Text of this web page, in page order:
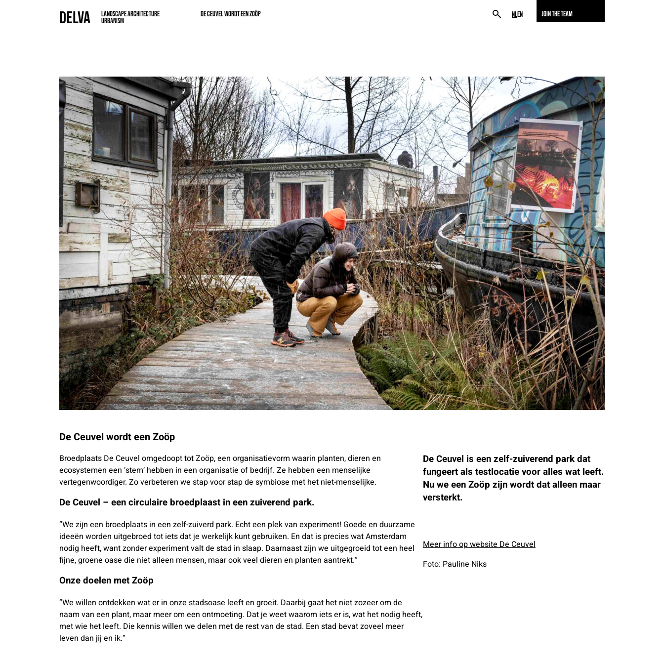
JOIN THE TEAM
NLEN
DELVA
LANDSCAPE ARCHITECTURE
URBANISM
DE CEUVEL WORDT EEN ZOÖP
De Ceuvel wordt een Zoöp
Broedplaats De Ceuvel omgedoopt tot Zoöp, een organisatievorm waarin planten, dieren en
ecosystemen een ‘stem’ hebben in een organisatie of bedrijf. Ze hebben een menselijke
vertegenwoordiger. Zo verbeteren we stap voor stap de symbiose met het niet-menselijke.
De Ceuvel – een circulaire broedplaast in een zuiverend park.
“We zijn een broedplaats in een zelf-zuiverd park. Echt een plek van experiment! Goede en duurzame
ideeën worden uitgebroed tot iets dat je werkelijk kunt gebruiken. En dat is precies wat Amsterdam
nodig heeft, want zonder experiment valt de stad in slaap. Daarnaast zijn we uitgegroeid tot een heel
fijne, groene oase die niet alleen mensen, maar ook veel dieren en planten aantrekt.”
Onze doelen met Zoöp
“We willen ontdekken wat er in onze stadsoase leeft en groeit. Daarbij gaat het niet zozeer om de
naam van een plant, maar meer om een ontmoeting. Dat je weet waarom iets er is, wat het nodig heeft,
met wie het leeft. Die kennis willen we delen met de rest van de stad. Een stad bevat zoveel meer
leven dan jij en ik.”
De Ceuvel is een zelf-zuiverend park dat
fungeert als testlocatie voor alles wat leeft.
Nu we een Zoöp zijn wordt dat alleen maar
versterkt.
Meer info op website De Ceuvel
Foto: Pauline Niks